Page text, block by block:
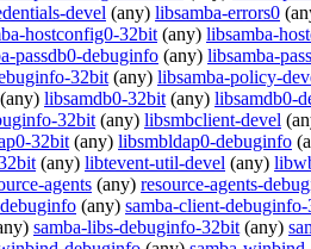
devel (any) libsamba-errors0
hostconfig0-32bit (any) libsamba-
passdb0-debuginfo (any) libsamba-
32bit (any) libsamba-policy-
(any) libsamdb0-32bit (any) libsamdb0-
32bit (any) libsmbclient-devel
32bit (any) libsmbldap0-debuginfo
(any) libtevent-util-devel (any)
agents (any) resource-agents-
(any) samba-client-
samba-libs-debuginfo-32bit (any)